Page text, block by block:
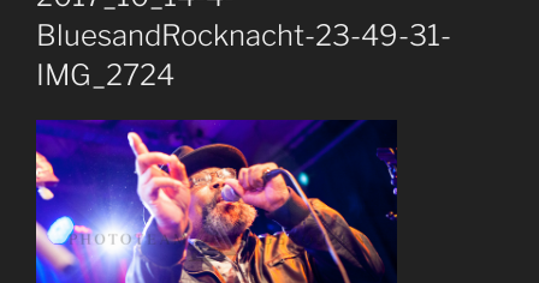
BluesandRocknacht-23-49-31-
IMG_2724